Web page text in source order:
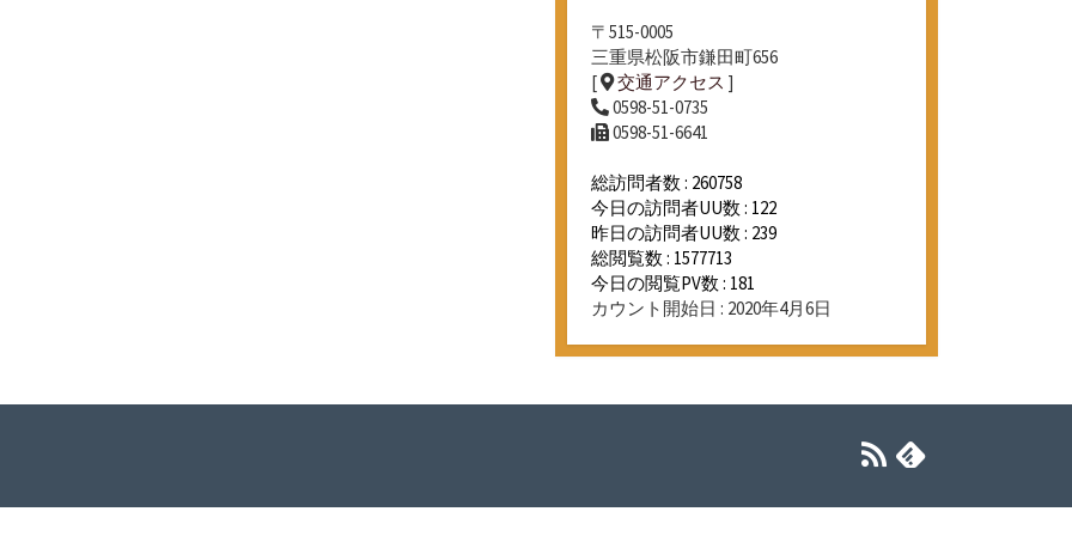
〒515-0005
三重県松阪市鎌田町656
[
交通アクセス ]
0598-51-0735
0598-51-6641
総訪問者数 : 260758
今日の訪問者UU数 : 122
昨日の訪問者UU数 : 239
総閲覧数 : 1577713
今日の閲覧PV数 : 181
カウント開始日 : 2020年4月6日
RSS Feedly